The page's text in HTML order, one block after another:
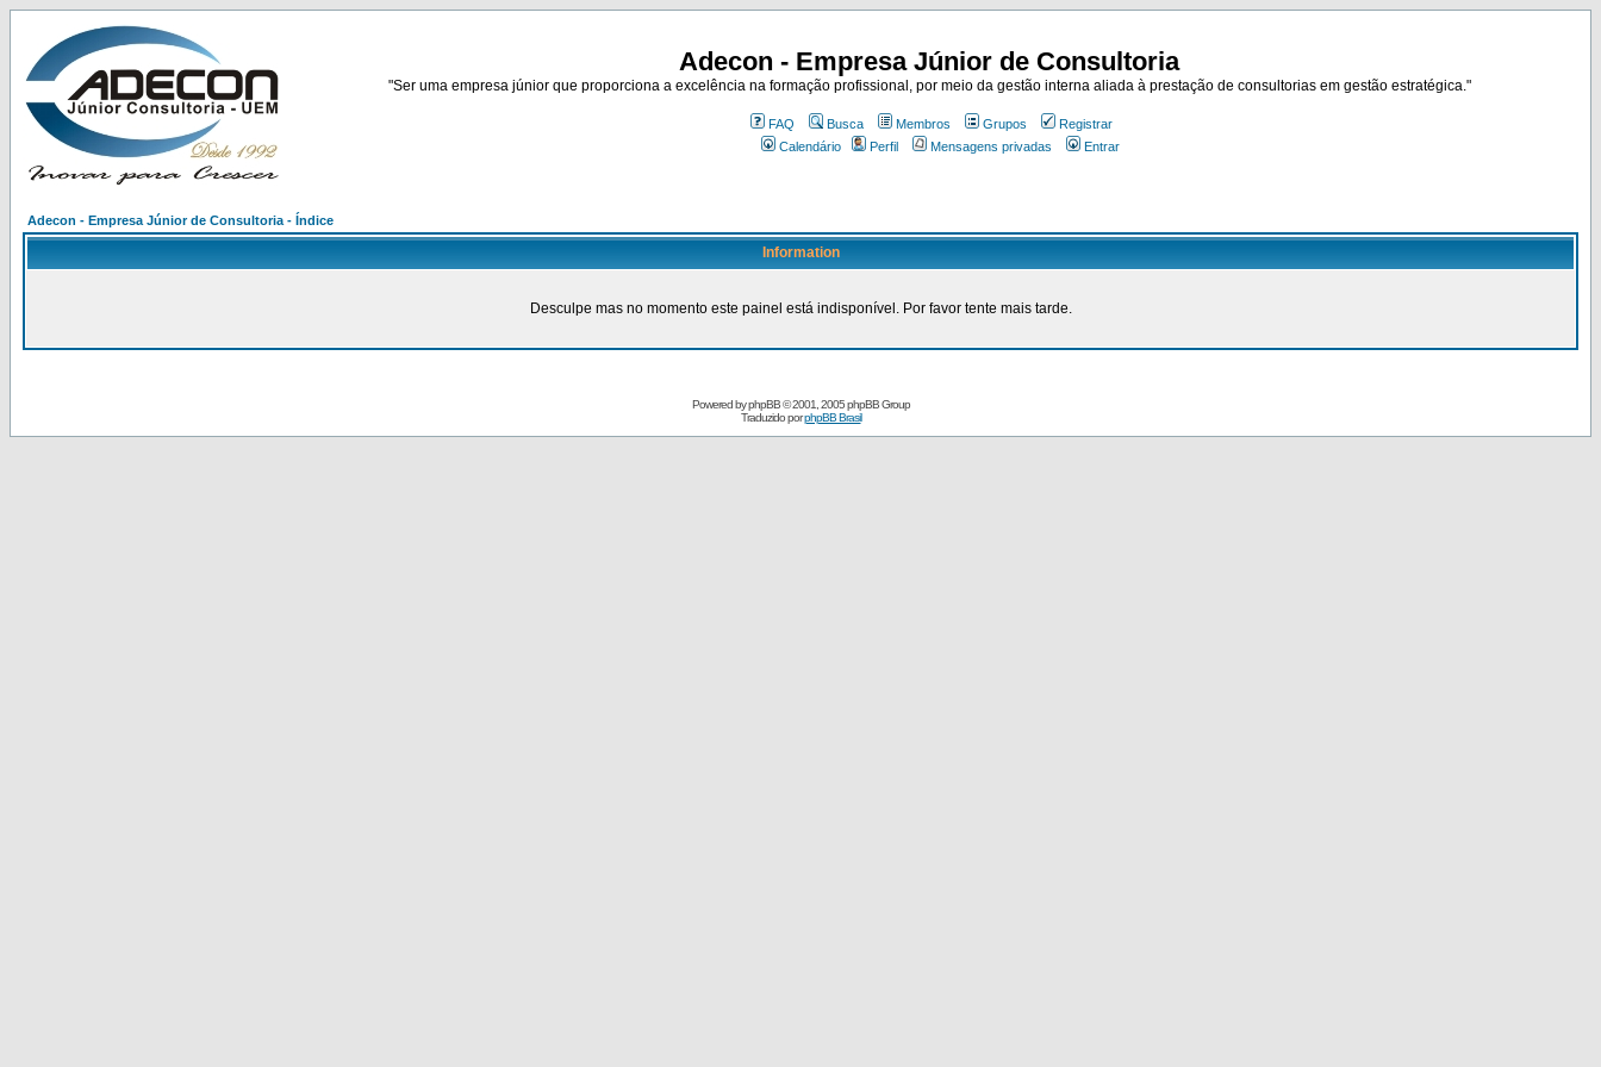
Adecon - Empresa Júnior de Consultoria
"Ser uma empresa júnior que proporciona a excelência na formação profissional, por meio da gestão interna aliada à prestação de consultorias em gestão estratégica."
FAQ Busca Membros Grupos
Registrar
Calendário
Perfil Mensagens privadas Entrar
Adecon - Empresa Júnior de Consultoria - Índice
Information
Desculpe mas no momento este painel está indisponível. Por favor tente mais tarde.
Powered byphpBB© 2001, 2005 phpBB Group
Traduzido porphpBB Brasil